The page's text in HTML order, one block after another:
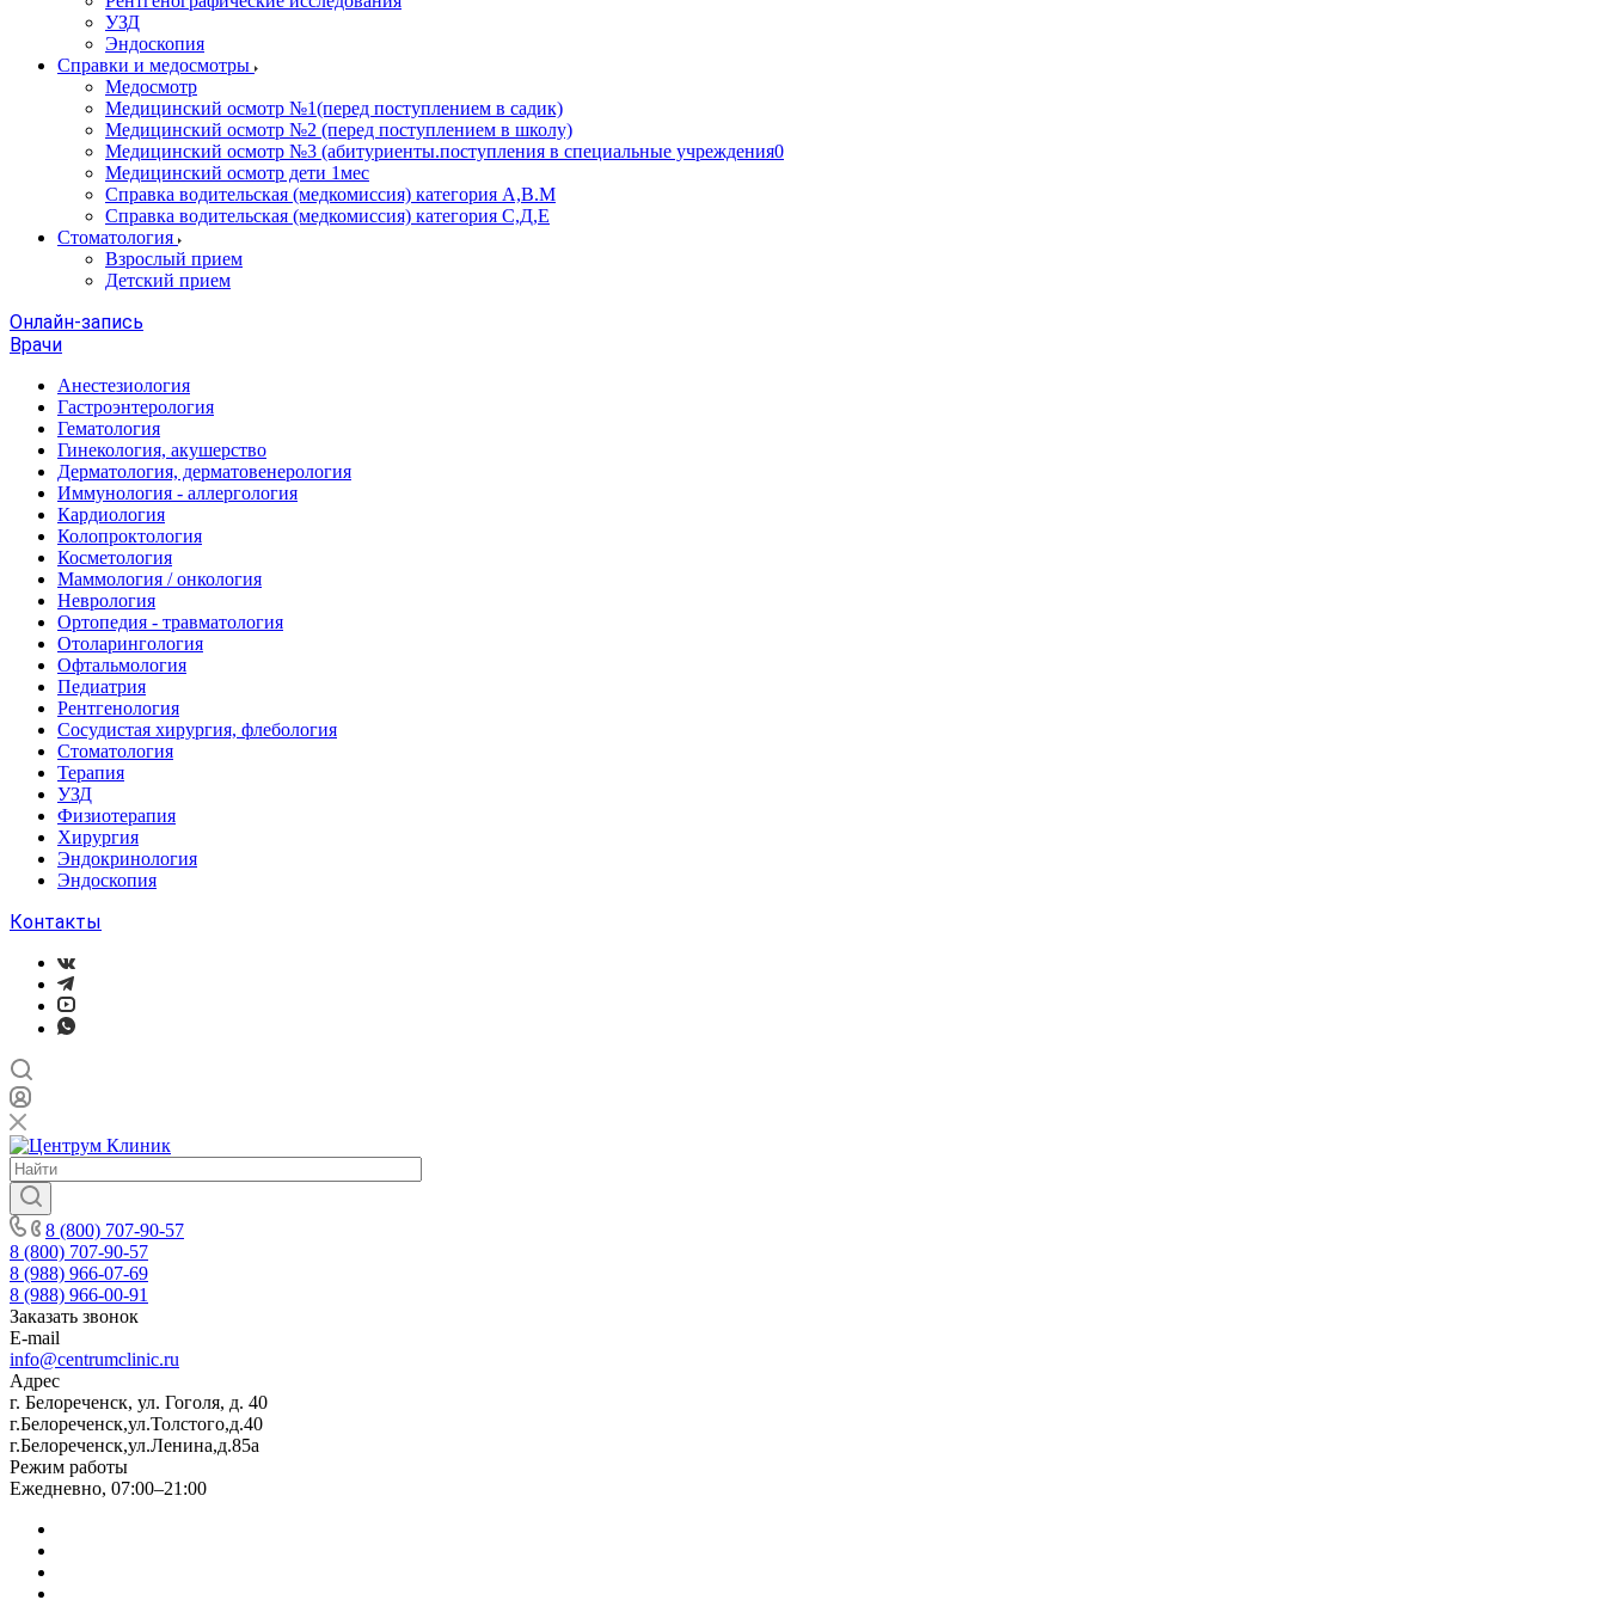
УЗД
Эндоскопия
Справки и медосмотры
Медосмотр
Медицинский осмотр №1(перед поступлением в садик)
Медицинский осмотр №2 (перед поступлением в школу)
Медицинский осмотр №3 (абитуриенты.поступления в специальные учреждения0
Медицинский осмотр дети 1мес
Справка водительская (медкомиссия) категория А,В.М
Справка водительская (медкомиссия) категория С,Д,Е
Стоматология
Взрослый прием
Детский прием
Онлайн-запись
Врачи
Анестезиология
Гастроэнтерология
Гематология
Гинекология, акушерство
Дерматология, дерматовенерология
Иммунология - аллергология
Кардиология
Колопроктология
Косметология
Маммология / онкология
Неврология
Ортопедия - травматология
Отоларингология
Офтальмология
Педиатрия
Рентгенология
Сосудистая хирургия, флебология
Стоматология
Терапия
УЗД
Физиотерапия
Хирургия
Эндокринология
Эндоскопия
Контакты
8 (800) 707-90-57
8 (800) 707-90-57
8 (988) 966-07-69
8 (988) 966-00-91
Заказать звонок
E-mail
info@centrumclinic.ru
Адрес
г. Белореченск, ул. Гоголя, д. 40
г.Белореченск,ул.Толстого,д.40
г.Белореченск,ул.Ленина,д.85а
Режим работы
Ежедневно, 07:00–21:00